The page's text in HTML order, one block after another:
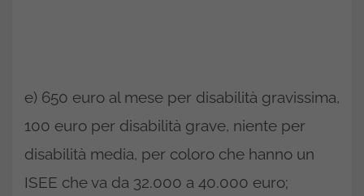
e) 650 euro al mese per disabilità gravissima,
100 euro per disabilità grave, niente per
disabilità media, per coloro che hanno un
ISEE che va da 32.000 a 40.000 euro;